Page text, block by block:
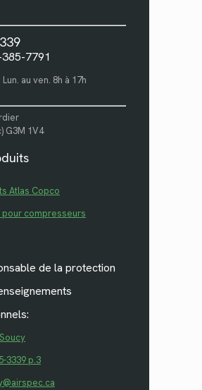
7791
au ven. 8h à 17h
G3M 1V4
Atlas Copco
pour compresseurs
de la protection
3339 p.3